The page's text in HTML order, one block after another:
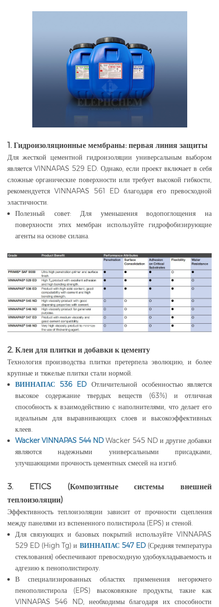
1. Гидроизоляционные мембраны: первая линия защиты
Для жесткой цементной гидроизоляции универсальным выбором
является VINNAPAS 529 ED. Однако, если проект включает в себя
сложные органические поверхности или требует высокой гибкости,
рекомендуется VINNAPAS 561 ED благодаря его превосходной
эластичности.
Полезный совет: Для уменьшения водопоглощения на
поверхности этих мембран используйте гидрофобизирующие
агенты на основе силана.
2. Клеи для плитки и добавки к цементу
Технология производства плитки претерпела эволюцию, и более
крупные и тяжелые плитки стали нормой.
ВИННАПАС 536 ED Отличительной особенностью является
высокое содержание твердых веществ (63%) и отличная
способность к взаимодействию с наполнителями, что делает его
идеальным для выравнивающих слоев и высокоэффективных
клеев.
Wacker VINNAPAS 544 ND Wacker 545 ND и другие добавки
являются надежными универсальными присадками,
улучшающими прочность цементных смесей на изгиб.
3. ETICS (Композитные системы внешней
теплоизоляции)
Эффективность теплоизоляции зависит от прочности сцепления
между панелями из вспененного полистирола (EPS) и стеной.
Для связующих и базовых покрытий используйте VINNAPAS
529 ED (High Tg) и ВИННАПАС 547 ED(Средняя температура
стеклования) обеспечивают превосходную удобоукладываемость и
адгезию к пенополистиролу.
В специализированных областях применения негорючего
пенополистирола (EPS) высоковязкие продукты, такие как
VINNAPAS 546 ND, необходимы благодаря их способности